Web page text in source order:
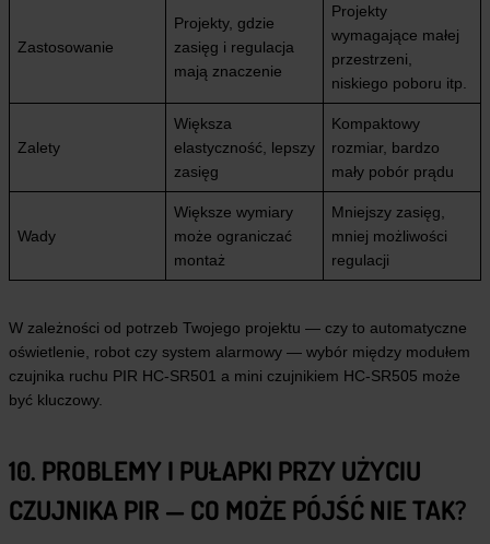
Zastosowanie
Projekty, gdzie
zasięg i regulacja
mają znaczenie
Projekty
wymagające małej
przestrzeni,
niskiego poboru itp.
Zalety
Większa
elastyczność, lepszy
zasięg
Kompaktowy
rozmiar, bardzo
mały pobór prądu
Wady
Większe wymiary
może ograniczać
montaż
Mniejszy zasięg,
mniej możliwości
regulacji
W zależności od potrzeb Twojego projektu — czy to automatyczne
oświetlenie, robot czy system alarmowy — wybór między modułem
czujnika ruchu PIR HC-SR501 a mini czujnikiem HC-SR505 może
być kluczowy.
10. PROBLEMY I PUŁAPKI PRZY UŻYCIU
CZUJNIKA PIR — CO MOŻE PÓJŚĆ NIE TAK?